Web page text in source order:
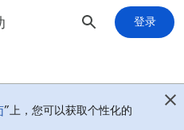
登录
”上，您可以获取个性化的